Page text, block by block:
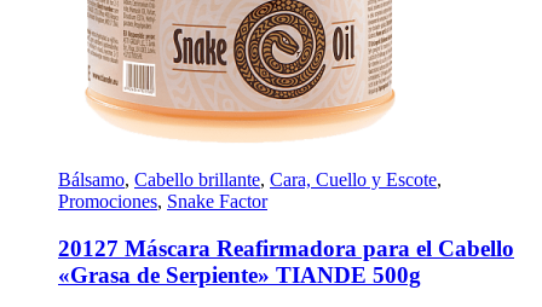
Bálsamo, Cabello brillante, Cara, Cuello y Escote,
Promociones, Snake Factor
20127 Máscara Reafirmadora para el Cabello
«Grasa de Serpiente» TIANDE 500g